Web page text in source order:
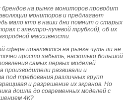
брендов на рынке мониторов проводит
мониторов и предлагает
мало кто в наши дни помнит о старых
с электро-лучевой трубкой), об их
массивности.
сфере появляются на рынке чуть ли не
просто забыть, насколько большой
самых первых моделей
производители развивали и
под требования различных групп
и разрешение их экранов. Но
дошла до современных моделей с
4К?